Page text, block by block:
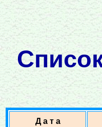
Д а т а